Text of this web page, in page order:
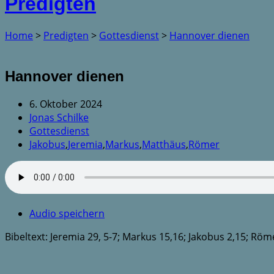
Home > Predigten > Gottesdienst> Hannover dienen
Hannover dienen
6. Oktober 2024
Jonas Schilke
Gottesdienst
Jakobus,Jeremia,Markus,Matthäus,Römer
Audio speichern
Bibeltext: Jeremia 29, 5-7; Markus 15,16; Jakobus 2,15;